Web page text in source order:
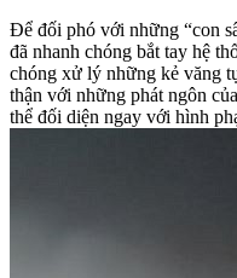
Để đối phó với những “con
đã nhanh chóng bắt tay hệ
chóng xử lý những kẻ văng
thận với những phát ngôn
thể đối diện ngay với hình